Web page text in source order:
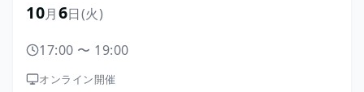
10月6日(火)
17:00 〜 19:00
オンライン開催